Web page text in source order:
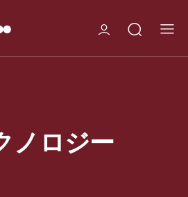
ノロジー